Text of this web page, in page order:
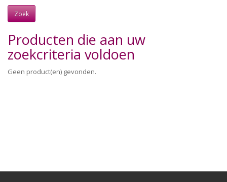
Producten die aan uw
zoekcriteria voldoen
Geen product(en) gevonden.